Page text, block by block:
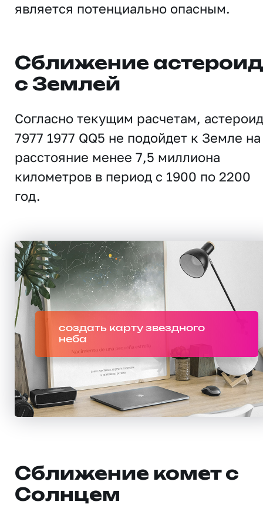
является потенциально опасным.
Сближение
с Землей
Согласно текущим расчетам, астероид
7977 1977 QQ5 не подойдет к Земле на
расстояние менее 7,5 миллиона
километров в период с 1900 по 2200
год.
создать карту звездного
неба
Сближение комет с
Солнцем